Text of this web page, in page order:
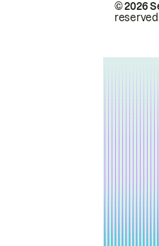
© 2026
reserved.